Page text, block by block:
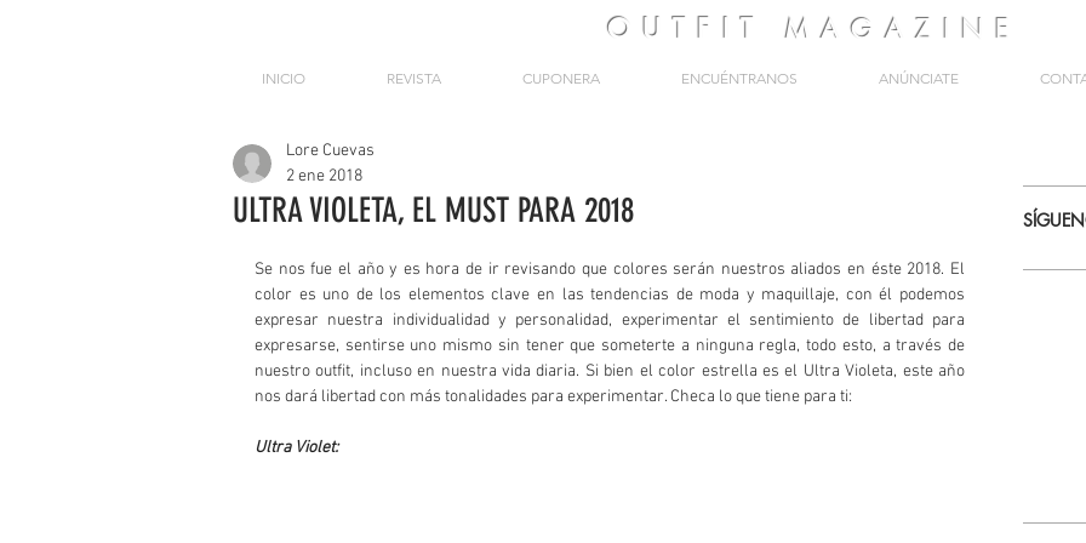
OUTFIT MAGAZINE
INICIO REVISTA CUPONERA ENCUÉNTRANOS ANÚNCIATE
ULTRA VIOLETA, EL MUST PARA 2018
Lore Cuevas
2 ene 2018
Se nos fue el año y es hora de ir revisando que colores serán nuestros aliados en éste 2018. El
color es uno de los elementos clave en las tendencias de moda y maquillaje, con él podemos
expresar nuestra individualidad y personalidad, experimentar el sentimiento de libertad para
expresarse, sentirse uno mismo sin tener que someterte a ninguna regla, todo esto, a través de
nuestro outfit, incluso en nuestra vida diaria. Si bien el color estrella es el Ultra Violeta, este año
nos dará libertad con más tonalidades para experimentar. Checa lo que tiene para ti:
Ultra Violet: